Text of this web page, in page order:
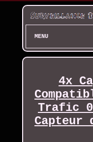
MENU
4x
Trafic
Capteur